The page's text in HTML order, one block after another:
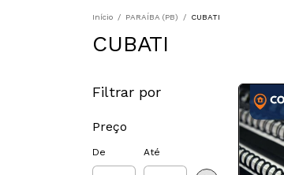
Início / PARAÍBA (PB) / CUBATI
CUBATI
Filtrar por
Preço
De Até